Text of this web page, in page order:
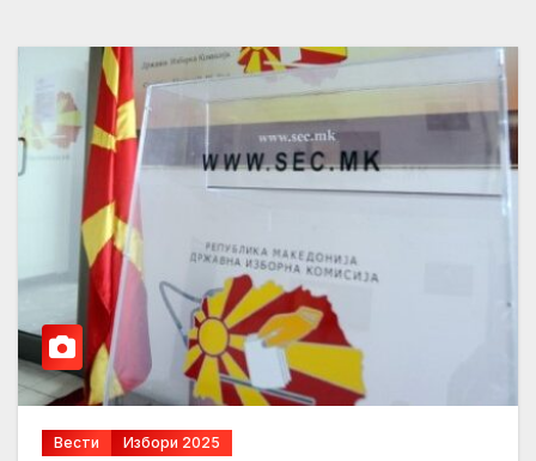
Вести Избори 2025